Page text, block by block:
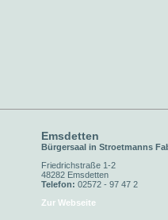
Emsdetten
Bürgersaal in Stroetmanns
Friedrichstraße 1-2
48282 Emsdetten
Telefon: 02572 - 97 47 2
Zur Webseite